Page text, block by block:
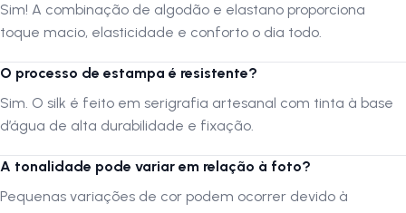
Modelagem:Regular Fit — levemente ajustada e confortável
Gola:Redonda
Parceria:Desenvolvida em colaboração com a marca mineira Vörr
A Sense Gravel Verde Militar é perfeita para quem quer expressar o
amor pelo ciclismo com estilo. Sua cor moderna e acabamento
Sim! A combinação de algodão e elastano proporciona
toque macio, elasticidade e conforto o dia todo.
O processo de estampa é resistente?
Sim. O silk é feito em serigrafia artesanal com tinta à base
d’água de alta durabilidade e fixação.
A tonalidade pode variar em relação à foto?
Pequenas variações de cor podem ocorrer devido à